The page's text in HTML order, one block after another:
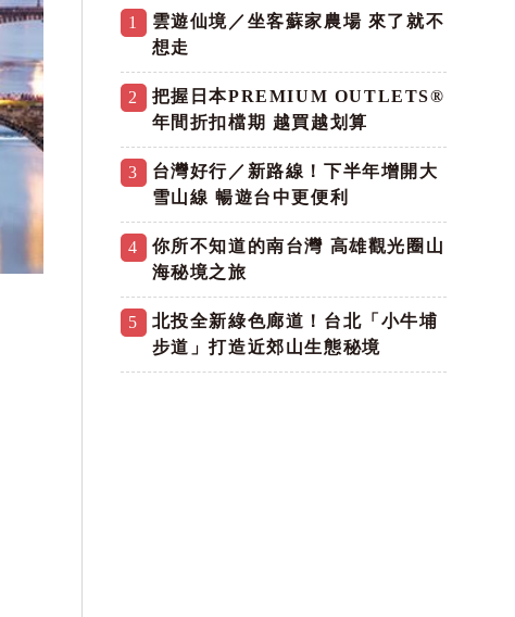
1
雲遊仙境／坐客蘇家農場 來了就不
想走
2
把握日本PREMIUM OUTLETS®
年間折扣檔期 越買越划算
3
台灣好行／新路線！下半年增開大
雪山線 暢遊台中更便利
4
你所不知道的南台灣 高雄觀光圈山
海秘境之旅
5
北投全新綠色廊道！台北「小牛埔
步道」打造近郊山生態秘境